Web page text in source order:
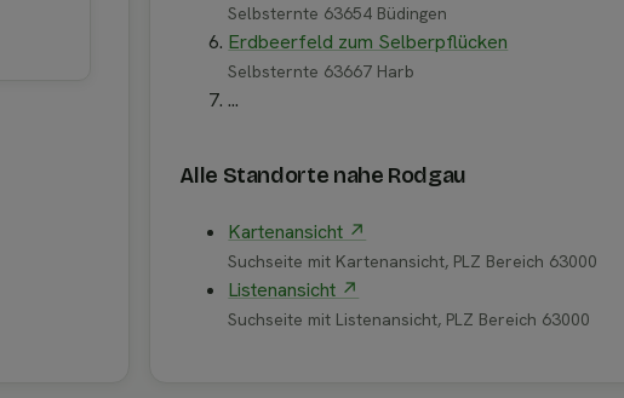
Selbsternte 63654 Büdingen
Erdbeerfeld zum Selberpflücken
Selbsternte 63667 Harb
...
Alle Standorte nahe Rodgau
Kartenansicht ↗
Suchseite mit Kartenansicht, PLZ Bereich 63000
Listenansicht ↗
Suchseite mit Listenansicht, PLZ Bereich 63000